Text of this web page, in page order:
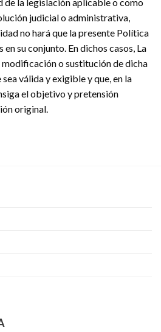
judicial o administrativa,
no hará que la presente Política
su conjunto. En dichos casos, La
modificación o sustitución de dicha
válida y exigible y que, en la
el objetivo y pretensión
original.